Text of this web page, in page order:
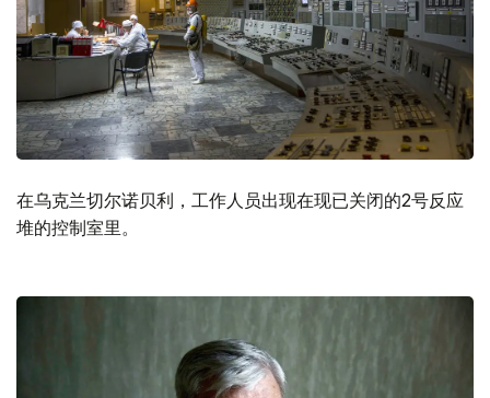
在乌克兰切尔诺贝利，工作人员出现在现已关闭的2号反应
堆的控制室里。